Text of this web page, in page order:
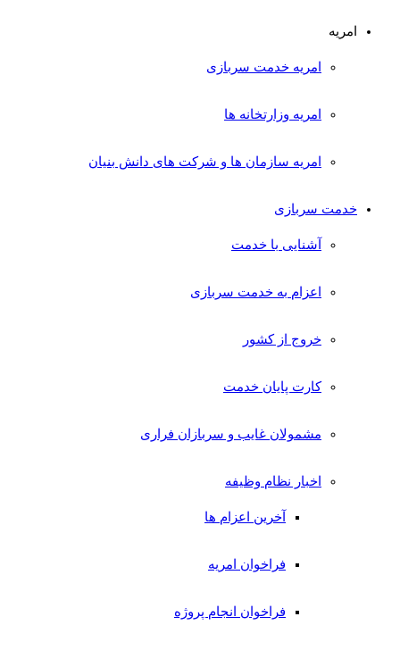
امریه
امریه خدمت سربازی
امریه وزارتخانه ها
امریه سازمان ها و شرکت های دانش بنیان
خدمت سربازی
آشنایی با خدمت
اعزام به خدمت سربازی
خروج از کشور
کارت پایان خدمت
مشمولان غایب و سربازان فراری
اخبار نظام وظیفه
آخرین اعزام ها
فراخوان امریه
فراخوان انجام پروژه